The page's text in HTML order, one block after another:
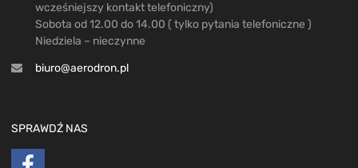
wcześniejszy kontakt telefoniczny)
Sobota od 12.00 do 14.00 ( tylko pytania telefoniczne )
Niedziela – nieczynne
biuro@aerodron.pl
SPRAWDŹ NAS